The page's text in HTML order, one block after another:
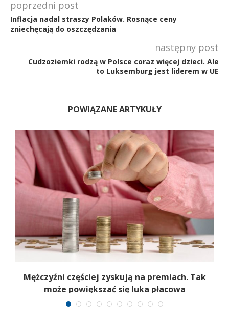
poprzedni post
Inflacja nadal straszy Polaków. Rosnące ceny
zniechęcają do oszczędzania
następny post
Cudzoziemki rodzą w Polsce coraz więcej dzieci. Ale
to Luksemburg jest liderem w UE
POWIĄZANE ARTYKUŁY
Mężczyźni częściej zyskują na premiach. Tak
może powiększać się luka płacowa